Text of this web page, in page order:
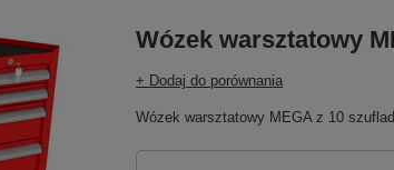
Wózek warsztatowy
+ Dodaj do porównania
Wózek warsztatowy MEGA z 10